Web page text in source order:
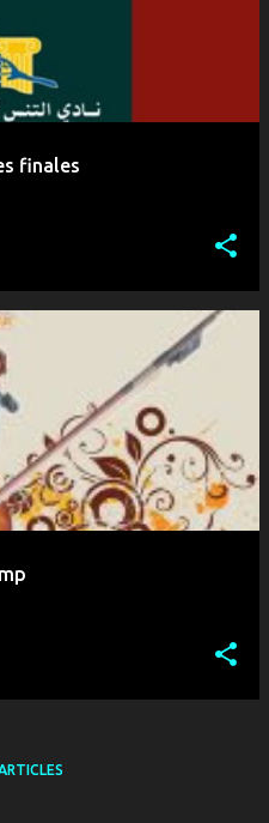
finales